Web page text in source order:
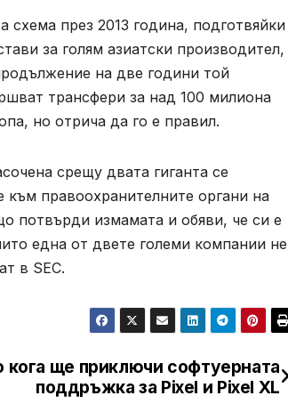
през 2013 година, подготвяйки
за голям азиатски производител,
на две години той
трансфери за над 100 милиона
но отрича да го е правил.
срещу двата гиганта се
към правоохранителните органи на
потвърди измамата и обяви, че си е
една от двете големи компании не
в SEC.
кога ще приключи софтуерната
поддръжка за Pixel и Pixel XL